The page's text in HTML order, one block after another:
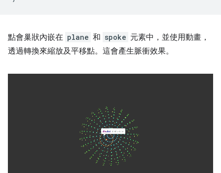
點會巢狀內嵌在 plane 和 spoke 元素中，並使用動畫，
透過轉換來縮放及平移點。這會產生脈衝效果。